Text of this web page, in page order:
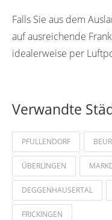
Falls Sie aus dem
auf ausreichende
idealerweise per
Verwandte
PFULLENDORF
ÜBERLINGEN
DEGGENHAUSERTAL
FRICKINGEN